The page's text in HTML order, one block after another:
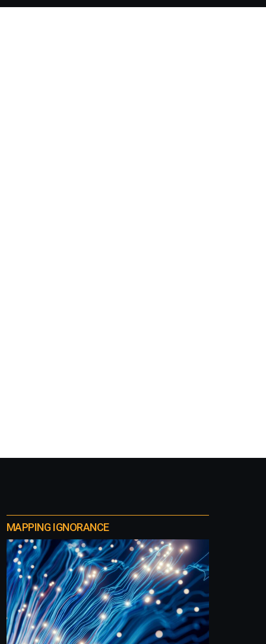
al
MAPPING IGNORANCE